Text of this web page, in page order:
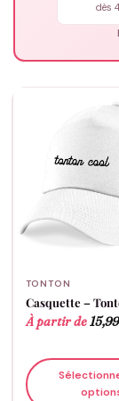
dès
TONTON
Casquette –
À partir de15,99